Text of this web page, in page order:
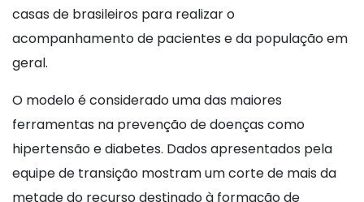
casas de brasileiros para realizar o
acompanhamento de pacientes e da população em
geral.
O modelo é considerado uma das maiores
ferramentas na prevenção de doenças como
hipertensão e diabetes. Dados apresentados pela
equipe de transição mostram um corte de mais da
metade do recurso destinado à formação de